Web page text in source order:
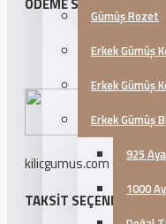
Gümüş Rozet
Erkek Gümüş
Erkek Gümüş
Erkek Gümüş
925
1000
kilicgumus.com ödeme
TAKSIT SEÇENEKLERI